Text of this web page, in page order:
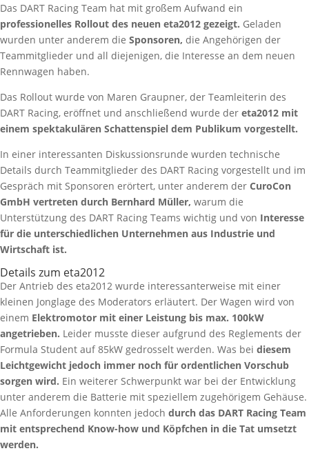
Das DART Racing Team hat mit großem Aufwand ein
professionelles Rollout des neuen eta2012 gezeigt. Geladen
wurden unter anderem die Sponsoren, die Angehörigen der
Teammitglieder und all diejenigen, die Interesse an dem neuen
Rennwagen haben.
Das Rollout wurde von Maren Graupner, der Teamleiterin des
DART Racing, eröffnet und anschließend wurde der eta2012 mit
einem spektakulären Schattenspiel dem Publikum vorgestellt.
In einer interessanten Diskussionsrunde wurden technische
Details durch Teammitglieder des DART Racing vorgestellt und im
Gespräch mit Sponsoren erörtert, unter anderem der CuroCon
GmbH vertreten durch Bernhard Müller, warum die
Unterstützung des DART Racing Teams wichtig und von Interesse
für die unterschiedlichen Unternehmen aus Industrie und
Wirtschaft ist.
Details zum eta2012
Der Antrieb des eta2012 wurde interessanterweise mit einer
kleinen Jonglage des Moderators erläutert. Der Wagen wird von
einem Elektromotor mit einer Leistung bis max. 100kW
angetrieben. Leider musste dieser aufgrund des Reglements der
Formula Student auf 85kW gedrosselt werden. Was bei diesem
Leichtgewicht jedoch immer noch für ordentlichen Vorschub
sorgen wird. Ein weiterer Schwerpunkt war bei der Entwicklung
unter anderem die Batterie mit speziellem zugehörigem Gehäuse.
Alle Anforderungen konnten jedoch durch das DART Racing Team
mit entsprechend Know-how und Köpfchen in die Tat umsetzt
werden.